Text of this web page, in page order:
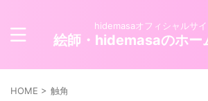
hidemasaオフィシャルサイ
絵師・hidemasaのホー
HOME > 触角